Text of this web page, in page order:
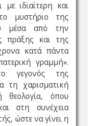
με ιδιαίτερη και
μυστήριο της
μέσα από την
πράξης και της
κατά πάντα
γραμμή».
γεγονός της
τη χαρισματική
όπου
στη συνέχεια
ώστε να γίνει η